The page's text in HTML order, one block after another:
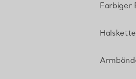
Farbiger